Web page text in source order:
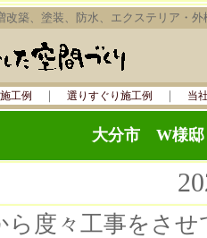
改築、塗装、防水、エクステリア・
施工例 ｜ 選りすぐり施工例 ｜ 当
大分市 W様邸
度々工事をさせ